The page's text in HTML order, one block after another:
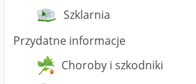
Szklarnia
Przydatne informacje
Choroby i szkodniki